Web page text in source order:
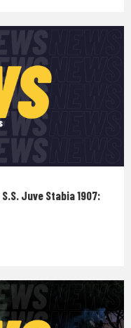
Juve Stabia 1907: